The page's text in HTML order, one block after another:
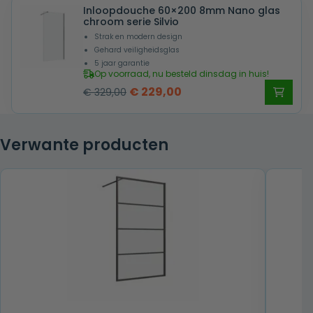
€ 359,00.€ 259,00.
Inloopdouche 60×200 8mm Nano glas
chroom serie Silvio
Strak en modern design
Gehard veiligheidsglas
5 jaar garantie
Op voorraad, nu besteld dinsdag in huis!
€329,00 Oorspronkelijke
€ 329,00.
€ 229,00
Verwante producten